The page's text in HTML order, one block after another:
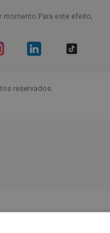
momento.Para este efeito,
reservados.